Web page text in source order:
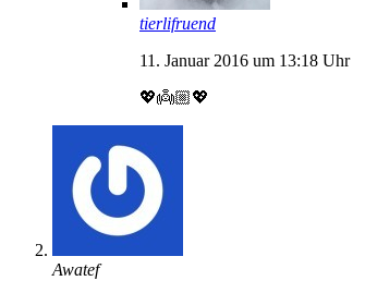
tierlifruend
11. Januar 2016 um 13:18 Uhr
💖👼🏼💖
Awatef